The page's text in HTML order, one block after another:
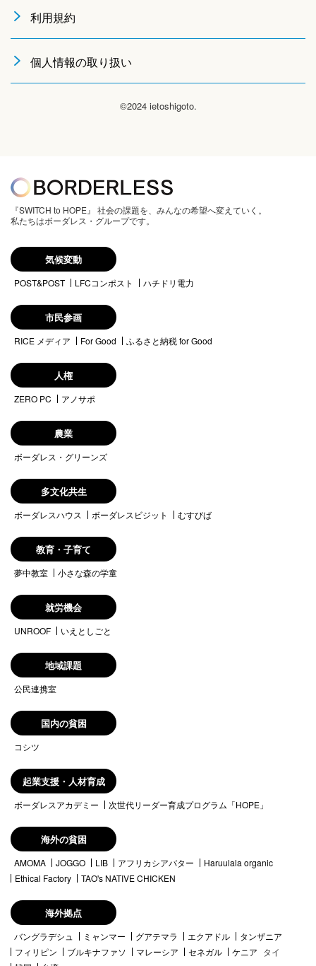
利用規約
個人情報の取り扱い
©2024 ietoshigoto.
『SWITCH to HOPE』 社会の課題を、みんなの希望へ変えていく。
私たちはボーダレス・グループです。
気候変動
POST&POST LFCコンポスト ハチドリ電力
市民参画
RICE メディア For Good ふるさと納税 for Good
人権
ZERO PC アノサポ
農業
ボーダレス・グリーンズ
多文化共生
ボーダレスハウス ボーダレスビジット むすびば
教育・子育て
夢中教室 小さな森の学童
就労機会
UNROOF いえとしごと
地域課題
公民連携室
国内の貧困
コシツ
起業支援・人材育成
ボーダレスアカデミー 次世代リーダー育成プログラム「HOPE」
海外の貧困
AMOMA JOGGO LIB アフリカシアバター
Haruulala organic
Ethical Factory
TAO's NATIVE CHICKEN
海外拠点
バングラデシュ ミャンマー グアテマラ エクアドル
タンザニア
フィリピン
ブルキナファソ マレーシア セネガル ケニア タイ